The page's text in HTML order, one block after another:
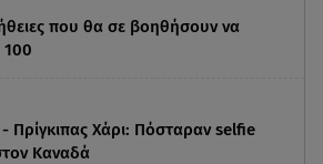
που θα σε βοηθήσουν να
100
Πρίγκιπας Χάρι: Πόσταραν selfie
Καναδά